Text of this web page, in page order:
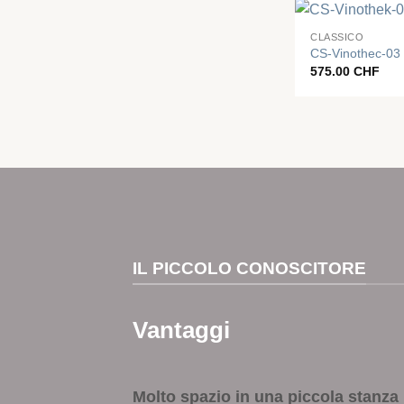
+
CLASSICO
CS-Vinothec-03
575.00CHF
IL PICCOLO CONOSCITORE
Vantaggi
Molto spazio in una piccola stanza